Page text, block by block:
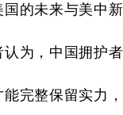
的未来与美中
认为，中国拥护
完整保留实力